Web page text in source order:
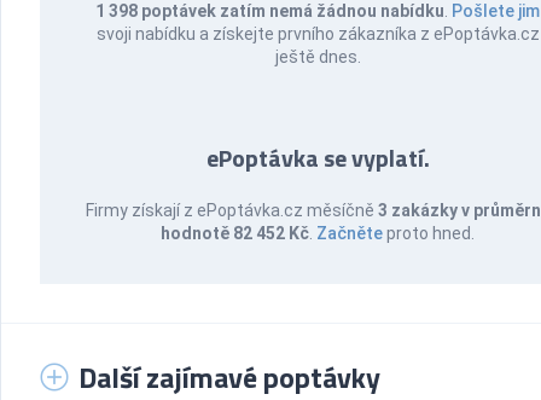
1 398 poptávek zatím nemá žádnou nabídku Pošlete jim
svoji nabídku a získejte prvního zákazníka z ePoptávka.cz
ještě dnes.
ePoptávka se vyplatí.
Firmy získají z ePoptávka.cz měsíčně 3 zakázky v
hodnotě 82 452 Kč Začněteproto hned.
Další zajímavé poptávky